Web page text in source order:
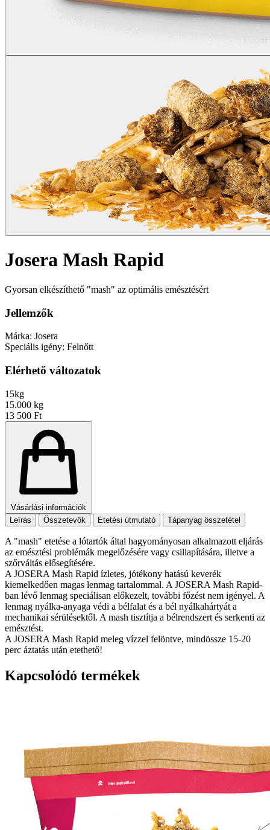
Josera Mash Rapid
Gyorsan elkészíthető "mash" az optimális emésztésért
Jellemzők
Márka: Josera
Speciális igény: Felnőtt
Elérhető változatok
15kg
15.000 kg
13 500 Ft
Vásárlási információk
Leírás
Összetevők Etetési útmutató Tápanyag összetétel
A "mash" etetése a lótartók által hagyományosan alkalmazott eljárás
az emésztési problémák megelőzésére vagy csillapítására, illetve a
szőrváltás elősegítésére.
A JOSERA Mash Rapid ízletes, jótékony hatású keverék
kiemelkedően magas lenmag tartalommal. A JOSERA Mash Rapid-
ban lévő lenmag speciálisan előkezelt, további főzést nem igényel. A
lenmag nyálka-anyaga védi a bélfalat és a bél nyálkahártyát a
mechanikai sérülésektől. A mash tisztítja a bélrendszert és serkenti az
emésztést.
A JOSERA Mash Rapid meleg vízzel felöntve, mindössze 15-20
perc áztatás után etethető!
Kapcsolódó termékek